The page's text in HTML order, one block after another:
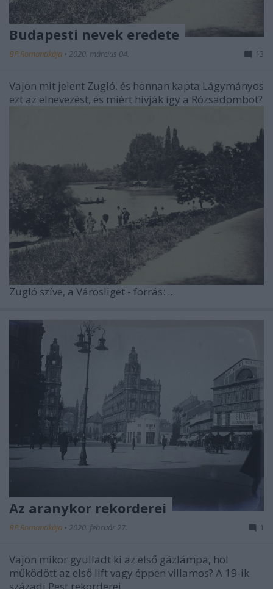
Budapesti nevek eredete
BP Romantikája • 2020. március 04. 13
Vajon mit jelent Zugló, és honnan kapta Lágymányos
ezt az elnevezést, és miért hívják így a Rózsadombot?
Zugló szíve, a Városliget - forrás: ...
Az aranykor rekorderei
BP Romantikája • 2020. február 27. 1
Vajon mikor gyulladt ki az első gázlámpa, hol
működött az első lift vagy éppen villamos? A 19-ik